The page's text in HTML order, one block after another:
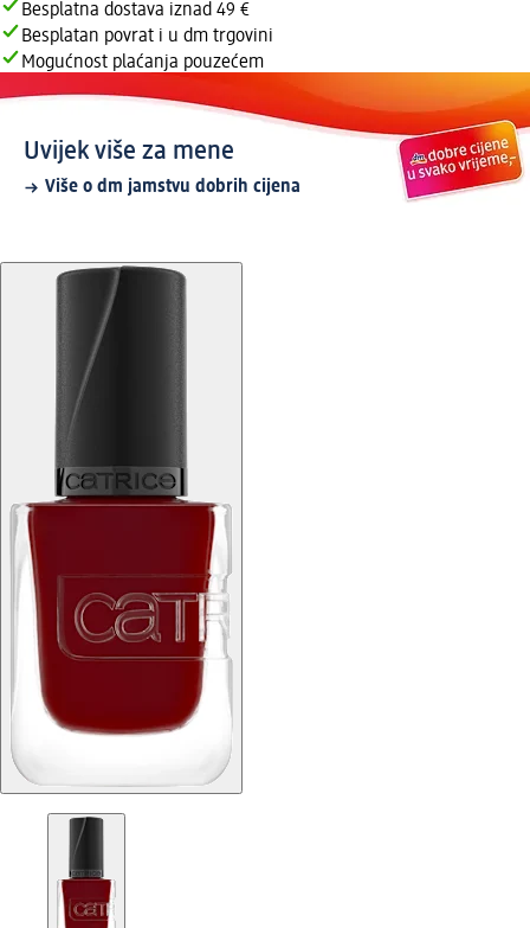
Besplatna dostava iznad 49 €
Besplatan povrat i u dm trgovini
Mogućnost plaćanja pouzećem
Uvijek više za mene
Više o dm jamstvu dobrih cijena